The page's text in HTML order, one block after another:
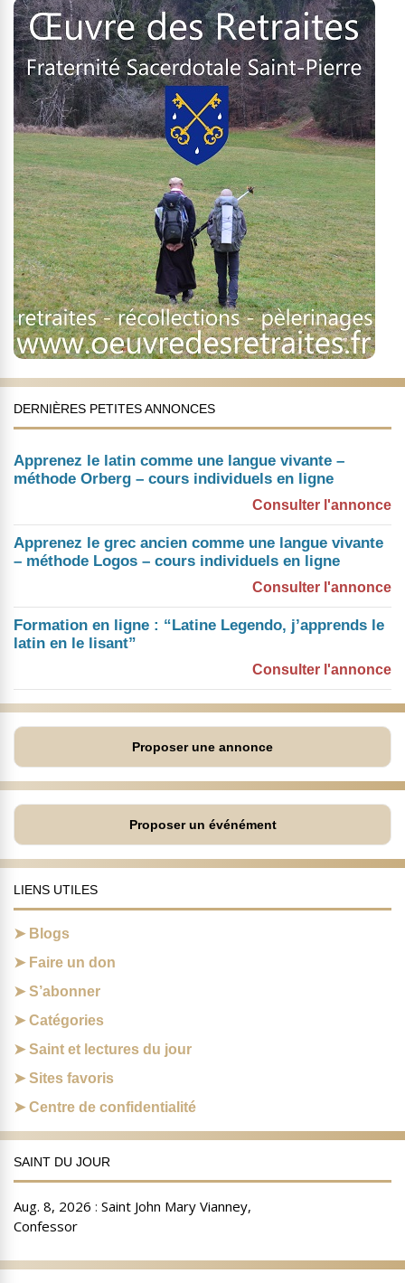
DERNIÈRES PETITES ANNONCES
Apprenez le latin comme une langue vivante –
méthode Orberg – cours individuels en ligne
Consulter l'annonce
Apprenez le grec ancien comme une langue vivante
– méthode Logos – cours individuels en ligne
Consulter l'annonce
Formation en ligne : “Latine Legendo, j’apprends le
latin en le lisant”
Consulter l'annonce
Proposer une annonce
Proposer un événément
LIENS UTILES
Blogs
Faire un don
S’abonner
Catégories
Saint et lectures du jour
Sites favoris
Centre de confidentialité
SAINT DU JOUR